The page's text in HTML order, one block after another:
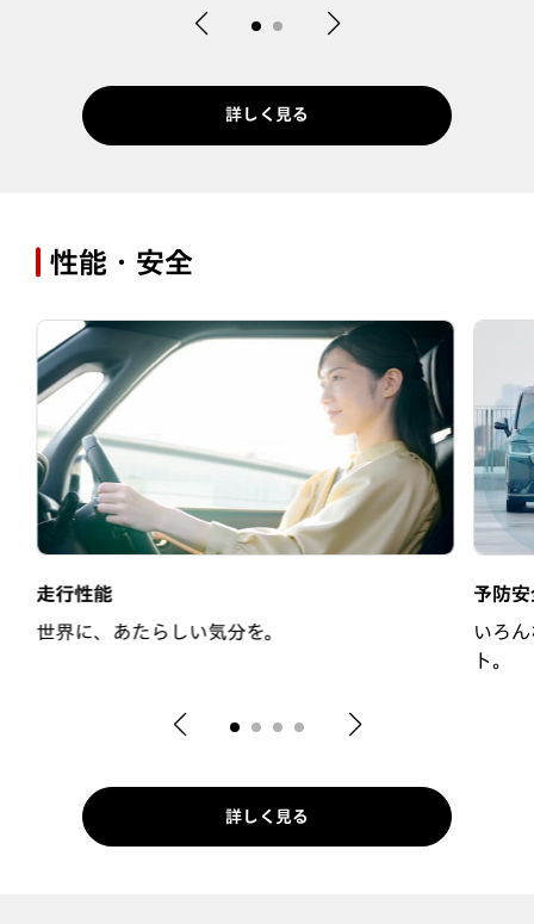
詳しく見る
性能・安全
走行性能
世界に、あたらしい気分を。
予防
いろ
ト。
詳しく見る